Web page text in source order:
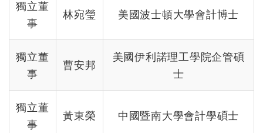
獨立董
事
林宛瑩 美國波士頓大學會計博士
獨立董
事
曹安邦
美國伊利諾理工學院企管碩
士
獨立董
事
黃東榮 中國暨南大學會計學碩士